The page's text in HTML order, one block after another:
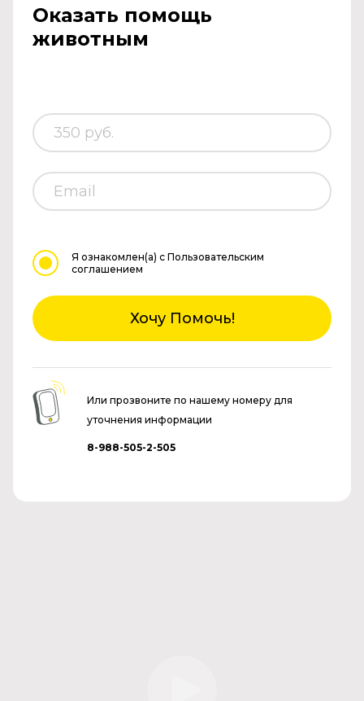
Оказать помощь
животным
Я ознакомлен(а) с Пользовательским
соглашением
Хочу Помочь!
Или прозвоните по нашему номеру для
уточнения информации
8-988-505-2-505